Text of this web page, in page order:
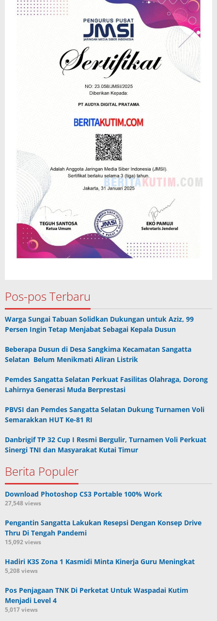
Pos-pos Terbaru
Warga Sungai Tabuan Solidkan Dukungan untuk Aziz, 99
Persen Ingin Tetap Menjabat Sebagai Kepala Dusun
Beberapa Dusun di Desa Sangkima Kecamatan Sangatta
Selatan Belum Menikmati Aliran Listrik
Pemdes Sangatta Selatan Perkuat Fasilitas Olahraga, Dorong
Lahirnya Generasi Muda Berprestasi
PBVSI dan Pemdes Sangatta Selatan Dukung Turnamen Voli
Semarakkan HUT Ke-81 RI
Danbrigif TP 32 Cup I Resmi Bergulir, Turnamen Voli Perkuat
Sinergi TNI dan Masyarakat Kutai Timur
Berita Populer
Download Photoshop CS3 Portable 100% Work
27,548 views
Pengantin Sangatta Lakukan Resepsi Dengan Konsep Drive
Thru Di Tengah Pandemi
15,092 views
Hadiri K3S Zona 1 Kasmidi Minta Kinerja Guru Meningkat
5,208 views
Pos Penjagaan TNK Di Perketat Untuk Waspadai Kutim
Menjadi Level 4
5,017 views